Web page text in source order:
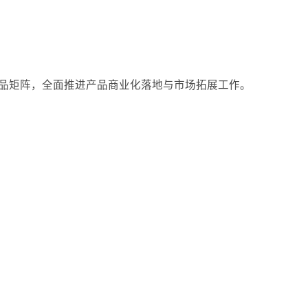
阵，全面推进产品商业化落地与市场拓展工作。